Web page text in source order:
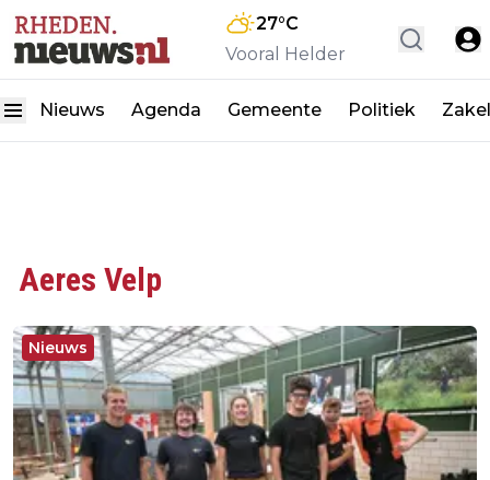
27°C
Vooral Helder
Nieuws Agenda Gemeente Politiek
Aeres Velp
Nieuws